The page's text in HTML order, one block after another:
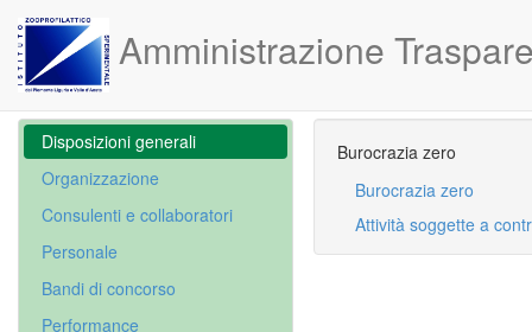
Amministrazione
Disposizioni generali
Organizzazione
Consulenti e collaboratori
Personale
Bandi di concorso
Performance
Burocrazia zero
Burocrazia zero
Attività soggette a